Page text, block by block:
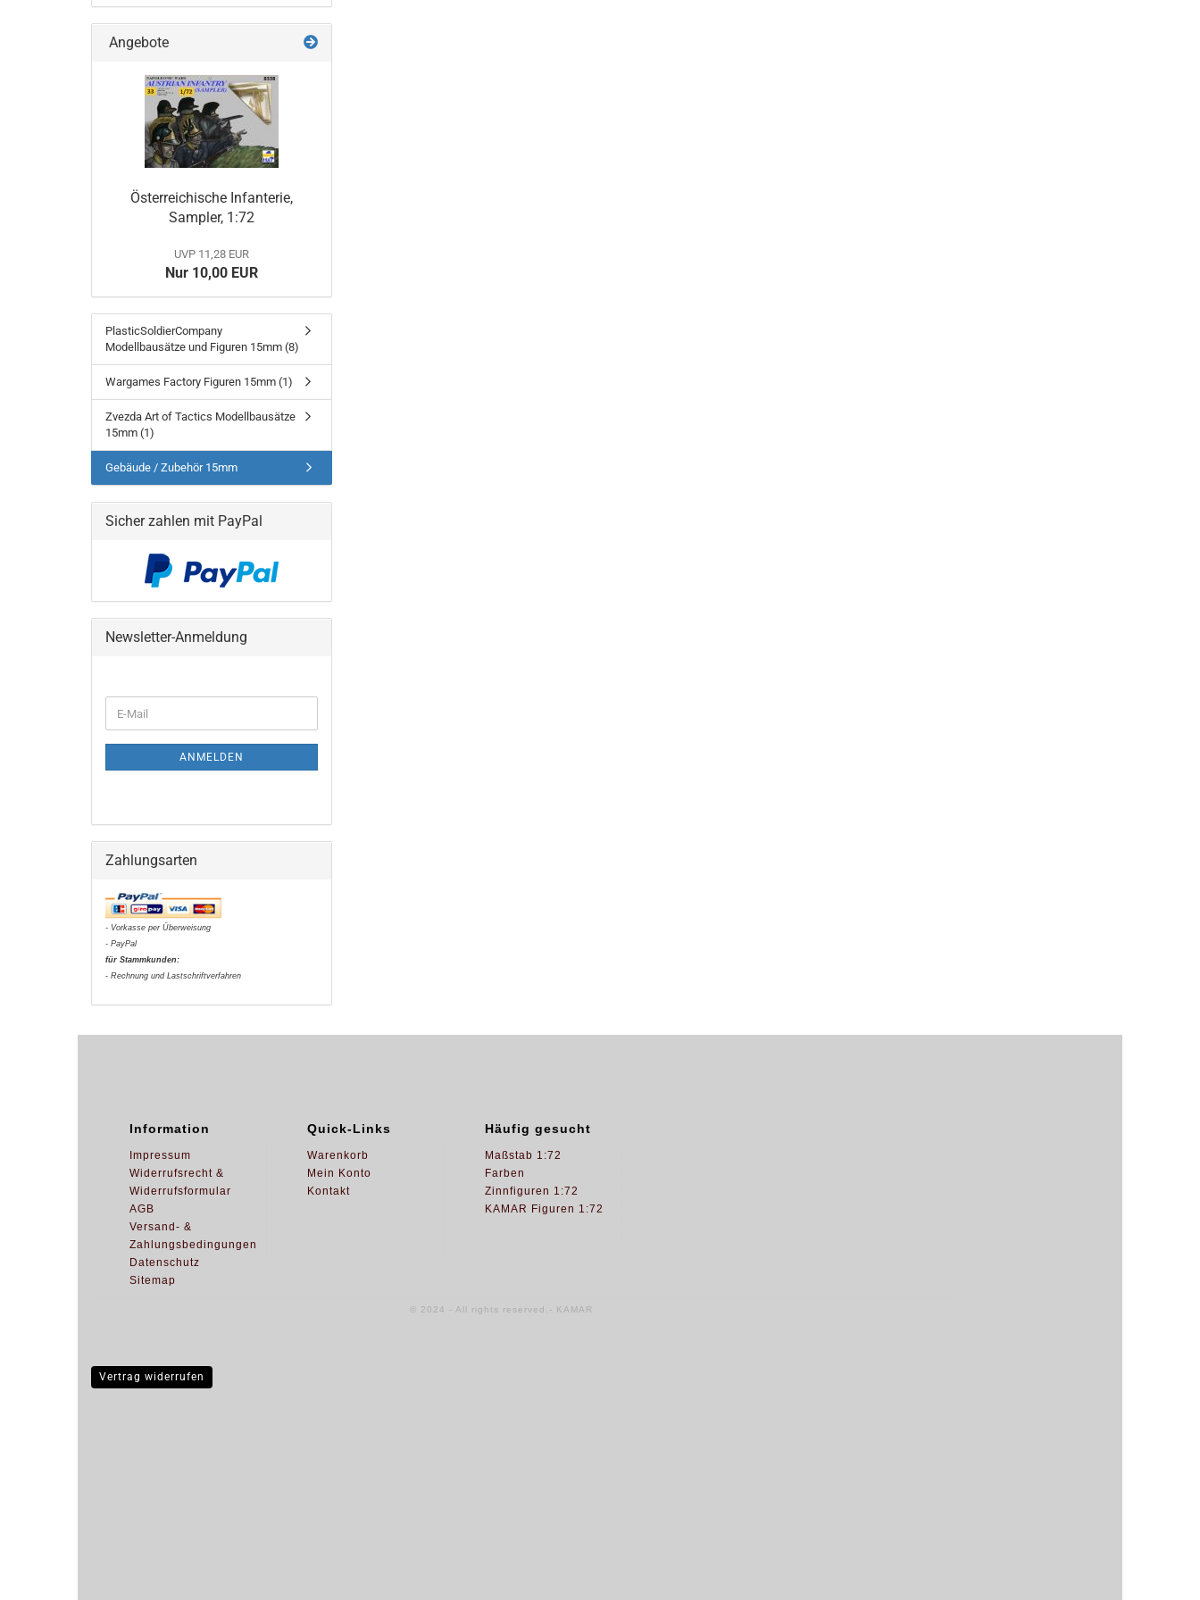
Angebote
Österreichische Infanterie,
Sampler, 1:72
UVP 11,28 EUR
Nur 10,00 EUR
PlasticSoldierCompany
Modellbausätze und Figuren 15mm (8)
Wargames Factory Figuren 15mm (1)
Zvezda Art of Tactics Modellbausätze
15mm (1)
Gebäude / Zubehör 15mm
Sicher zahlen mit PayPal
Newsletter-Anmeldung
ZUR
E-
Mail
ANMELDEN
Zahlungsarten
- Vorkasse per Überweisung
- PayPal
für Stammkunden:
- Rechnung und Lastschriftverfahren
Information
Impressum
Widerrufsrecht &
Widerrufsformular
AGB
Versand- &
Zahlungsbedingungen
Datenschutz
Sitemap
Quick-Links
Warenkorb
Mein Konto
Kontakt
Häufig gesucht
Maßstab 1:72
Farben
Zinnfiguren 1:72
KAMAR Figuren 1:72
© 2024 - All rights reserved.- KAMAR
Vertrag widerrufen